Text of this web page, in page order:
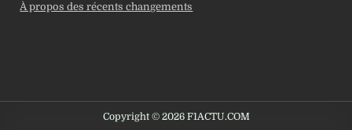
À propos des récents changements
Copyright © 2026 F1ACTU.COM